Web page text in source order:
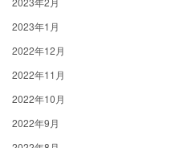
2023年1月
2022年12月
2022年11月
2022年10月
2022年9月